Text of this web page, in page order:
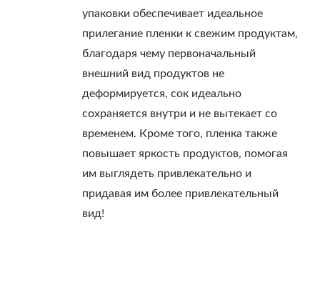
упаковки обеспечивает идеальное
прилегание пленки к свежим продуктам,
благодаря чему первоначальный
внешний вид продуктов не
деформируется, сок идеально
сохраняется внутри и не вытекает со
временем. Кроме того, пленка также
повышает яркость продуктов, помогая
им выглядеть привлекательно и
придавая им более привлекательный
вид!